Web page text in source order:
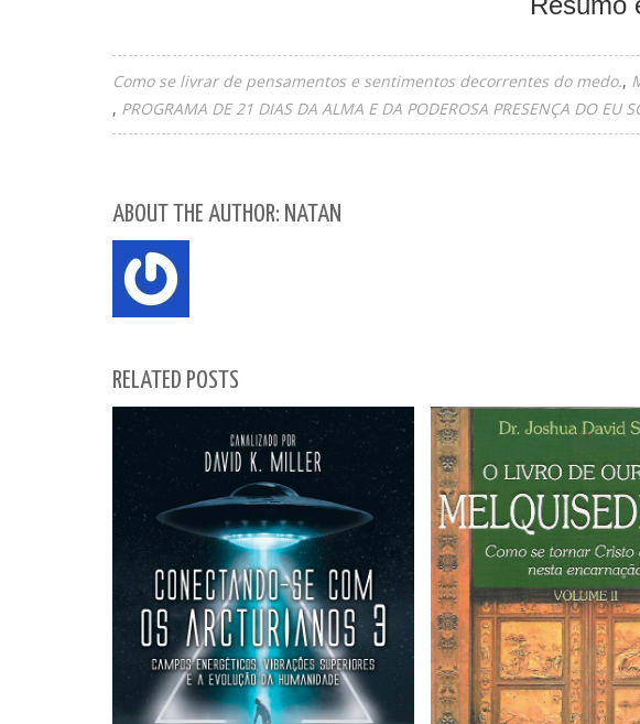
Como se livrar de pensamentos e sentimentos decorrentes do medo.
PROGRAMA DE 21 DIAS DA ALMA E DA PODEROSA PRESENÇA DO EU
ABOUT THE AUTHOR: NATAN
RELATED POSTS